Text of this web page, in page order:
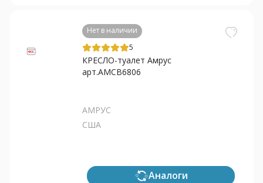
Нет в наличии
5
КРЕСЛО-туалет Амрус
арт.AMCB6806
АМРУС
США
Аналоги